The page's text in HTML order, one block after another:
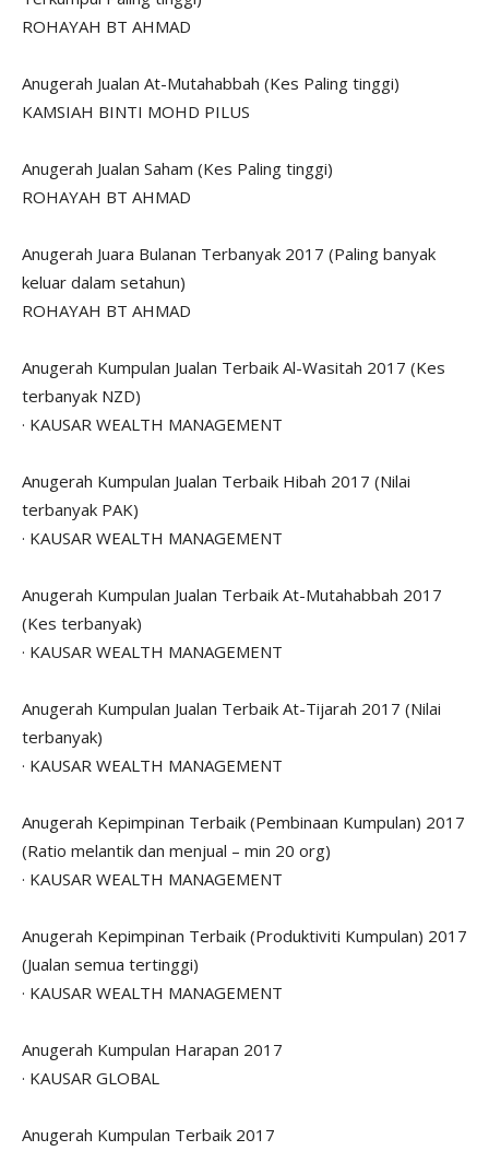
ROHAYAH BT AHMAD
Anugerah Jualan At-Mutahabbah (Kes Paling tinggi)
KAMSIAH BINTI MOHD PILUS
Anugerah Jualan Saham (Kes Paling tinggi)
ROHAYAH BT AHMAD
Anugerah Juara Bulanan Terbanyak 2017 (Paling banyak
keluar dalam setahun)
ROHAYAH BT AHMAD
Anugerah Kumpulan Jualan Terbaik Al-Wasitah 2017 (Kes
terbanyak NZD)
· KAUSAR WEALTH MANAGEMENT
Anugerah Kumpulan Jualan Terbaik Hibah 2017 (Nilai
terbanyak PAK)
· KAUSAR WEALTH MANAGEMENT
Anugerah Kumpulan Jualan Terbaik At-Mutahabbah 2017
(Kes terbanyak)
· KAUSAR WEALTH MANAGEMENT
Anugerah Kumpulan Jualan Terbaik At-Tijarah 2017 (Nilai
terbanyak)
· KAUSAR WEALTH MANAGEMENT
Anugerah Kepimpinan Terbaik (Pembinaan Kumpulan) 2017
(Ratio melantik dan menjual – min 20 org)
· KAUSAR WEALTH MANAGEMENT
Anugerah Kepimpinan Terbaik (Produktiviti Kumpulan) 2017
(Jualan semua tertinggi)
· KAUSAR WEALTH MANAGEMENT
Anugerah Kumpulan Harapan 2017
· KAUSAR GLOBAL
Anugerah Kumpulan Terbaik 2017